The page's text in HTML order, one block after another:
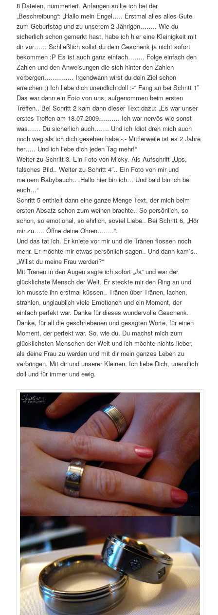
8 Dateien, nummeriert. Anfangen sollte ich bei der
„Beschreibung“: „Hallo mein Engel….. Erstmal alles alles Gute
zum Geburtstag und zu unserem 2-Jährigen…….. Wie du
sicherlich schon gemerkt hast, habe ich hier eine Kleinigkeit mit
dir vor…… Schließlich sollst du dein Geschenk ja nicht sofort
bekommen :P Es ist auch ganz einfach…….. Folge einfach den
Zahlen und den Anweisungen die sich hinter den Zahlen
verbergen………….. Irgendwann wirst du dein Ziel schon
erreichen ;) Ich liebe dich unendlich doll :-* Fang an bei Schritt 1″
Das war dann ein Foto von uns, aufgenommen beim ersten
Treffen.. Bei Schritt 2 kam dann dieser Text dazu: „Es war unser
erstes Treffen am 18.07.2009………. Ich war nervös wie sonst
was…… Du sicherlich auch……. Und ich Idiot dreh mich auch
noch weg als ich dich gesehen habe -.- Mittlerweile ist es 2 Jahre
her….. Und ich liebe dich jeden Tag mehr!“
Weiter zu Schritt 3. Ein Foto von Micky. Als Aufschrift „Ups,
falsches Bild.. Weiter zu Schritt 4″.. Ein Foto von mir und
meinem Babybauch.. „Hallo hier bin ich… Und bald bin ich bei
euch…“
Schritt 5 enthielt dann eine ganze Menge Text, der mich beim
ersten Absatz schon zum weinen brachte.. So persönlich, so
schön, so emotional, so ehrlich, soviel Liebe.. Bei Schritt 6, „Hör
mir zu….. Öffne deine Ohren……..“.
Und das tat ich. Er kniete vor mir und die Tränen flossen noch
mehr. Er möchte mir etwas persönlich sagen.. Und dann kam’s..
„Willst du meine Frau werden?“
Mit Tränen in den Augen sagte ich sofort „Ja“ und war der
glücklichste Mensch der Welt. Er steckte mir den Ring an und
ich musste ihn erstmal küssen.. Tränen über Tränen, lachen,
strahlen, unglaublich viele Emotionen und ein Moment, der
einfach perfekt war. Danke für dieses wundervolle Geschenk.
Danke, für all die geschriebenen und gesagten Worte, für einen
Moment, der perfekt war. So, wie du. Du machst mich zum
glücklichsten Menschen der Welt und ich möchte nichts lieber,
als deine Frau zu werden und mit dir mein ganzes Leben zu
verbringen. Mit dir und unserer Kleinen. Ich liebe Dich, unendlich
doll und für immer und ewig.